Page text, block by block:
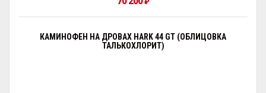
КАМИНОФЕН НА ДРОВАХ HARK 44 GT (ОБЛИЦОВКА
ТАЛЬКОХЛОРИТ)